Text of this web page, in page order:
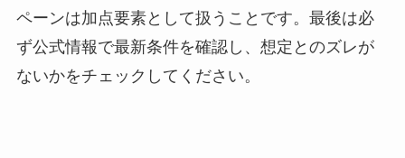
ペーンは加点要素として扱うことです。最後は必
ず公式情報で最新条件を確認し、想定とのズレが
ないかをチェックしてください。